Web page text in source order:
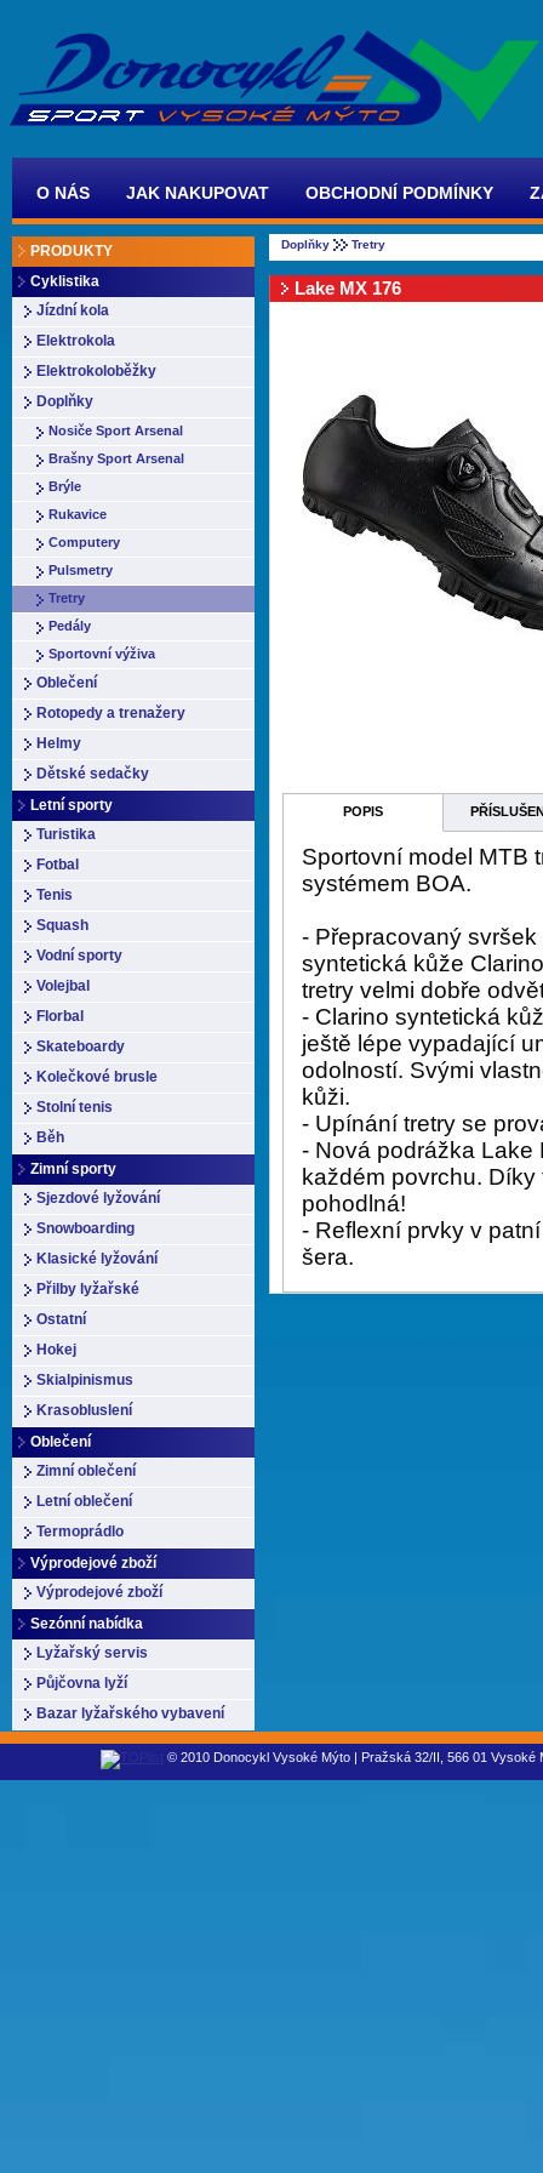
O NÁS JAK NAKUPOVAT OBCHODNÍ PODMÍNKY
PRODUKTY
Cyklistika
Jízdní kola
Elektrokola
Elektrokoloběžky
Doplňky
Nosiče Sport Arsenal
Brašny Sport Arsenal
Brýle
Rukavice
Computery
Pulsmetry
Tretry
Pedály
Sportovní výživa
Oblečení
Rotopedy a trenažery
Helmy
Dětské sedačky
Letní sporty
Turistika
Fotbal
Tenis
Squash
Vodní sporty
Volejbal
Florbal
Skateboardy
Kolečkové brusle
Stolní tenis
Běh
Zimní sporty
Sjezdové lyžování
Snowboarding
Klasické lyžování
Přilby lyžařské
Ostatní
Hokej
Skialpinismus
Krasobluslení
Oblečení
Zimní oblečení
Letní oblečení
Termoprádlo
Výprodejové zboží
Výprodejové zboží
Sezónní nabídka
Lyžařský servis
Půjčovna lyží
Bazar lyžařského vybavení
Doplňky Tretry
Lake MX 176
POPIS
Sportovní model MTB
systémem BOA.
- Přepracovaný
syntetická kůže
tretry velmi dobře
- Clarino syntetická
ještě lépe vypadající
odolností. Svými
kůži.
- Upínání tretry se
- Nová podrážka Lake
každém povrchu.
pohodlná!
- Reflexní prvky v
šera.
© 2010 Donocykl Vysoké Mýto | Pražská 32/II, 566 01 Vysoké